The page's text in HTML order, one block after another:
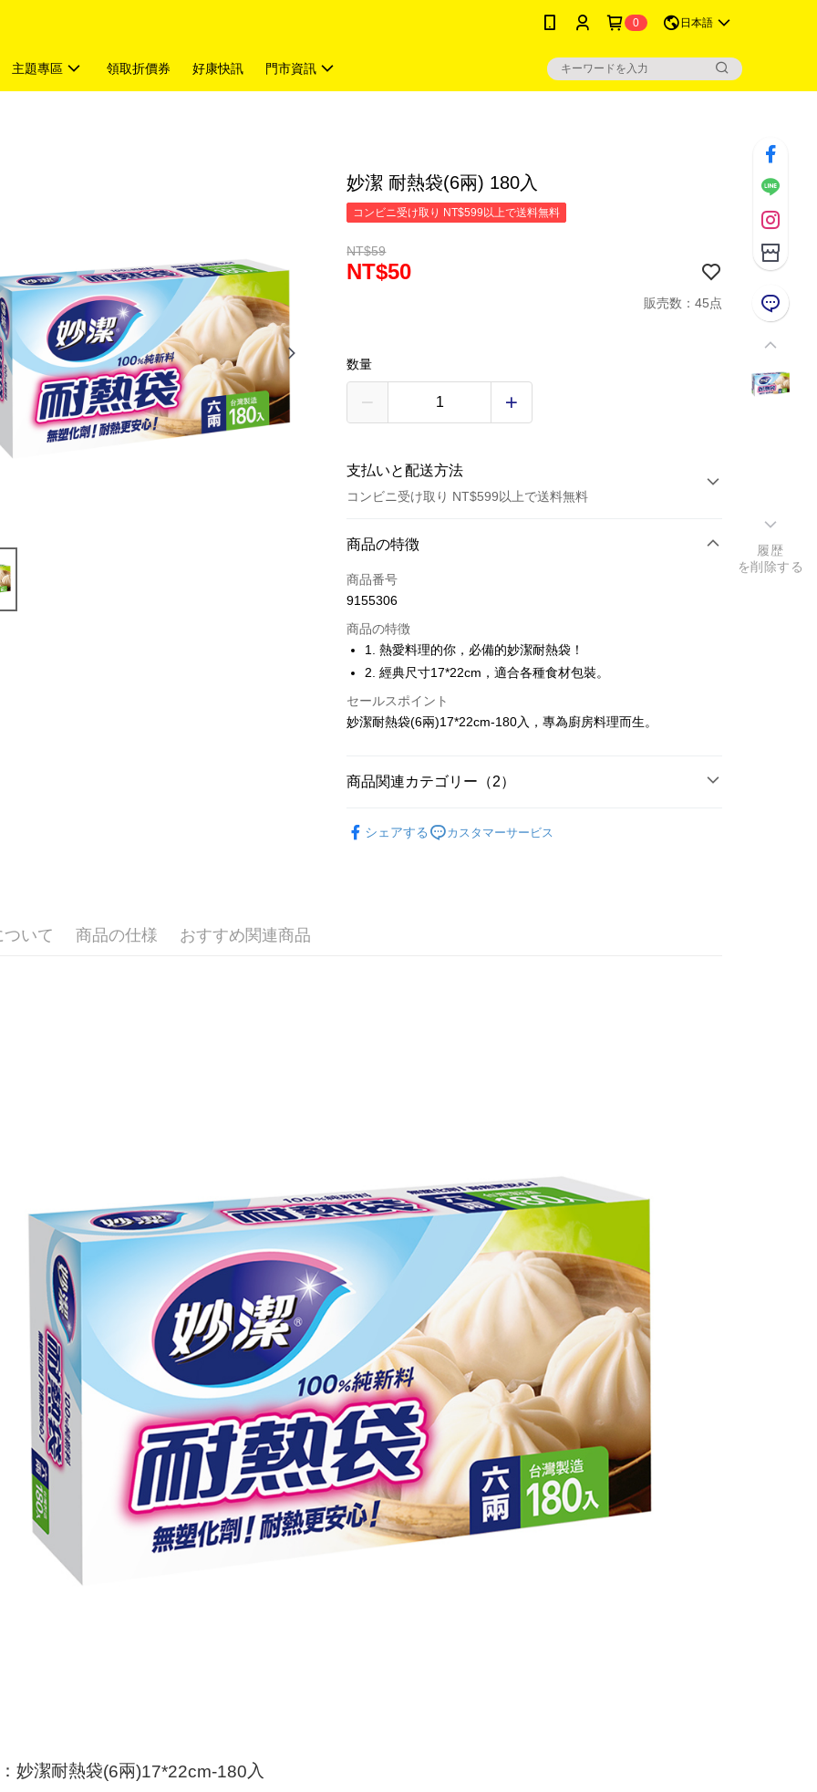
0 日本語
主題專區 領取折價券 好康快訊 門市資訊
妙潔 耐熱袋(6兩) 180入
コンビニ受け取り NT$599以上で送料無料
NT$59
NT$50
販売数：45点
数量
支払いと配送方法
コンビニ受け取り NT$599以上で送料無料
お支払い方法
クレジットカード1回払い
コンビニ店頭代金引換
LINE Pay
Apple Pay
JKOPAY
Google Pay
説明
の有無に関わらず、AFTEEで指定された期限内にお支払いください。
二、支払い限度額
1.初回 AFTEEを ご利用の際に、認証結果及び当社の審査の結果に基づ
き、限度額が設定されます。
2.決済金額は最低NT$20です。
3.現在、台湾の会員のみご利用いただけます。
三、利用規約「AFTEE代金後払い」（以下当サービスという）はネット
プロテクションズ（以下 AFTEE という）が提供し、AFTEEが代金を徴収
します。当サービスご利用の際に提供しなければならない個人情報（注
文者の氏名、電話番号、受取人の氏名、電話番号、受取人住所を含むが
これに限らない）は、AFTEEに渡され当サービスで必要な範囲内で利用
されます。AFTEEの個人情報の収集、処理、利用について、詳細は
AFTEE公式ホームページの『個人情報の収集、処理及び利用に関する声
明』をご参照ください（
https://aftee.tw/privacypolicy/
AFTEEの初回ご利用の際に、審査を通過すれば、最高額がNT$10,000に
なります。支払い期限を過ぎた場合、その金額に基づいて年利20%の遅
延滞納金が加算されます。未成年の利用者は、事前に法定代理人または
後見人の同意を得ればAFTEEをご利用いただけます。
個人情報の処理、利用について疑問がある、または関連する法律の権利
宅配
配送毎にNT$120、NT$899以上で送料無料
商品の特徴
商品番号
9155306
商品の特徴
1. 熱愛料理的你，必備的妙潔耐熱袋！
2. 經典尺寸17*22cm，適合各種食材包裝。
セールスポイント
妙潔耐熱袋(6兩)17*22cm-180入，專為廚房料理而生。
商品関連カテゴリー（2）
シェアする カスタマーサービス
いて 商品の仕様 おすすめ関連商品
妙潔耐熱袋(6兩)17*22cm-180 入
履歴
を削除する